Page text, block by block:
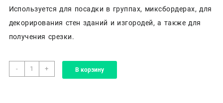
Используется для посадки в группах, миксбордерах, для
декорирования стен зданий и изгородей, а также для
получения срезки.
-
Количество
товара
+ В корзину